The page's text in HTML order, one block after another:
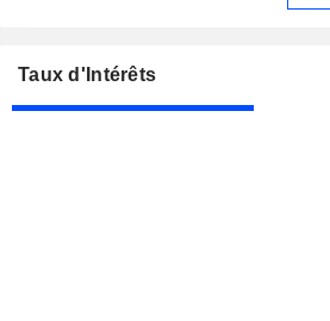
Taux d'Intérêts